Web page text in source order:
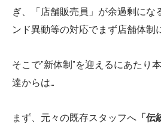
ぎ、「店舗販売員」が余過剰にな
ンド異動等の対応でまず店舗体制
そこで”新体制”を迎えるにあたり
達からは…
まず、元々の既存スタッフへ 「